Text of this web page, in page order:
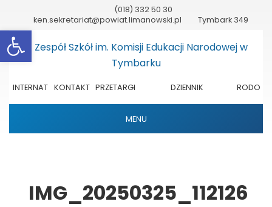
(018) 332 50 30
ken.sekretariat@powiat.limanowski.pl
Tymbark 349
INTERNAT KONTAKT PRZETARGI
DZIENNIK
RODO
MENU
IMG_20250325_112126
Otwórz pasek narzędzi